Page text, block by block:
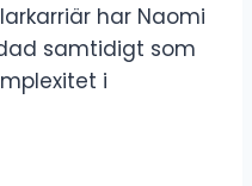
har Naomi
samtidigt som
i